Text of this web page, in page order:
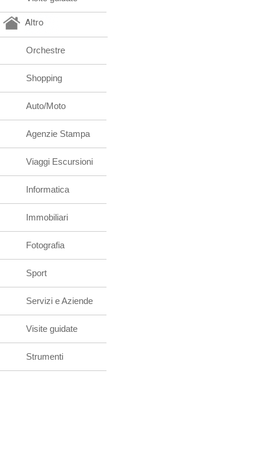
Altro
Orchestre
Shopping
Auto/Moto
Agenzie Stampa
Viaggi Escursioni
Informatica
Immobiliari
Fotografia
Sport
Servizi e Aziende
Visite guidate
Strumenti